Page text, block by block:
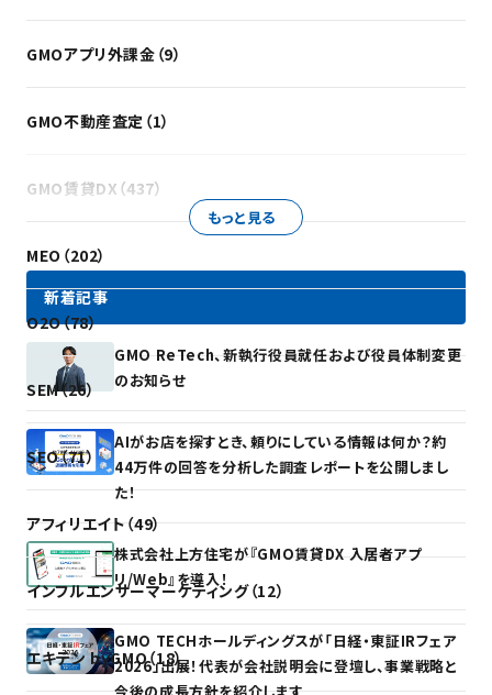
GMOアプリ外課金（9）
GMO不動産査定（1）
GMO賃貸DX（437）
MEO（202）
O2O（78）
SEM（26）
SEO（71）
アフィリエイト（49）
インフルエンサーマーケティング（12）
エキテン byGMO（18）
もっと見る
新着記事
GMO ReTech、新執行役員就任および役員体制変更
のお知らせ
AIがお店を探すとき、頼りにしている情報は何か？約
44万件の回答を分析した調査レポートを公開しまし
た！
株式会社上方住宅が『GMO賃貸DX 入居者アプ
リ/Web』を導入！
GMO TECHホールディングスが「日経・東証IRフェア
2026」出展！代表が会社説明会に登壇し、事業戦略と